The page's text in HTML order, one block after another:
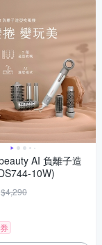
AI 負離子造
10W)
$4,290
券